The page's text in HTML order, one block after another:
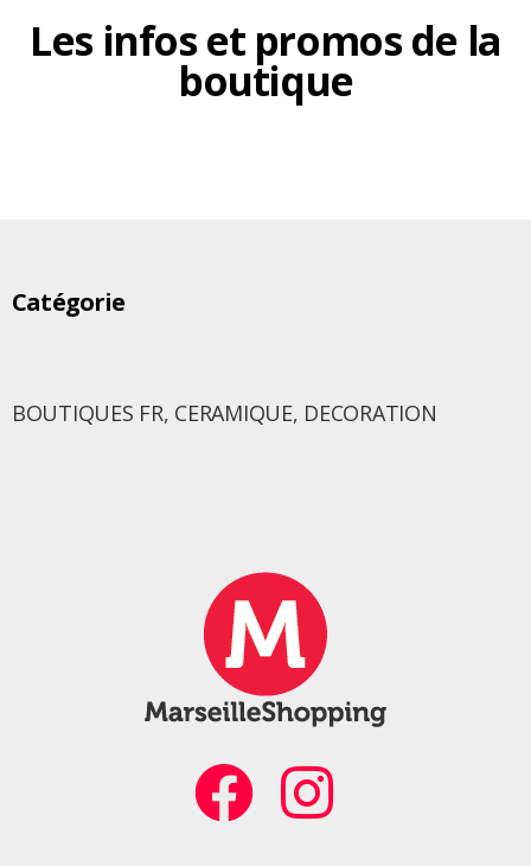
Les infos et promos de la
boutique
Catégorie
BOUTIQUES FR, CERAMIQUE, DECORATION